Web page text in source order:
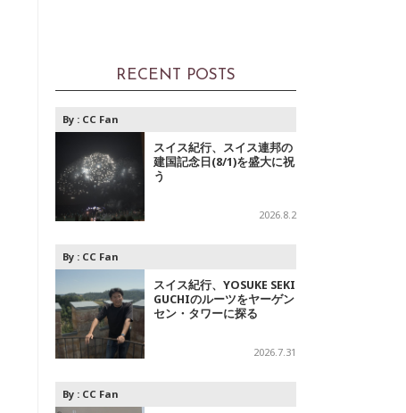
RECENT POSTS
By : CC Fan
スイス紀行、スイス連邦の
建国記念日(8/1)を盛大に祝
う
2026.8.2
By : CC Fan
スイス紀行、YOSUKE SEKI
GUCHIのルーツをヤーゲン
セン・タワーに探る
2026.7.31
By : CC Fan